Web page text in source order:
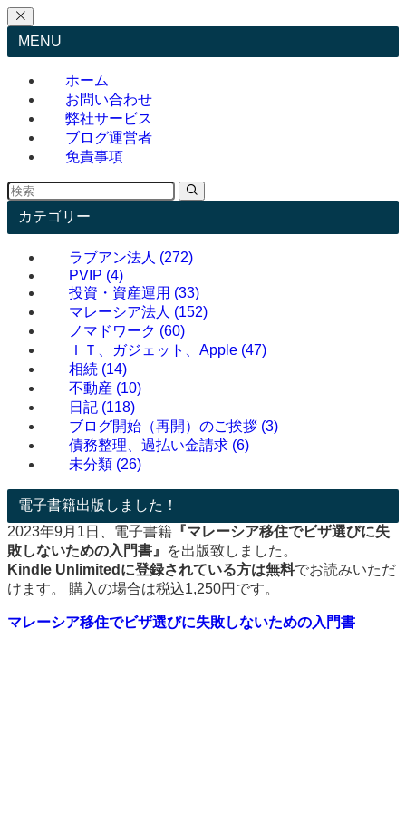
MENU
ホーム
お問い合わせ
弊社サービス
ブログ運営者
免責事項
カテゴリー
ラブアン法人 (272)
PVIP (4)
投資・資産運用 (33)
マレーシア法人 (152)
ノマドワーク (60)
ＩＴ、ガジェット、Apple (47)
相続 (14)
不動産 (10)
日記 (118)
ブログ開始（再開）のご挨拶 (3)
債務整理、過払い金請求 (6)
未分類 (26)
電子書籍出版しました！
2023年9月1日、電子書籍 『マレーシア移住でビザ選びに失
敗しないための入門書』
を出版致しました。
Kindle Unlimitedに登録されている方は無料でお読みいただ
けます。 購入の場合は税込1,250円です。
マレーシア移住でビザ選びに失敗しないための入門書